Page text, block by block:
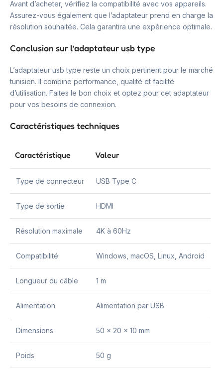
Avant d’acheter, vérifiez la compatibilité avec vos appareils.
Assurez-vous également que l’adaptateur prend en charge la
résolution souhaitée. Cela garantira une expérience optimale.
Conclusion sur l’adaptateur usb type
L’adaptateur usb type reste un choix pertinent pour le marché
tunisien. Il combine performance, qualité et facilité
d’utilisation. Faites le bon choix et optez pour cet adaptateur
pour vos besoins de connexion.
Caractéristiques techniques
Caractéristique Valeur
Type de connecteur USB Type C
Type de sortie HDMI
Résolution maximale 4K à 60Hz
Compatibilité Windows, macOS, Linux, Android
Longueur du câble 1 m
Alimentation Alimentation par USB
Dimensions 50 x 20 x 10 mm
Poids 50 g